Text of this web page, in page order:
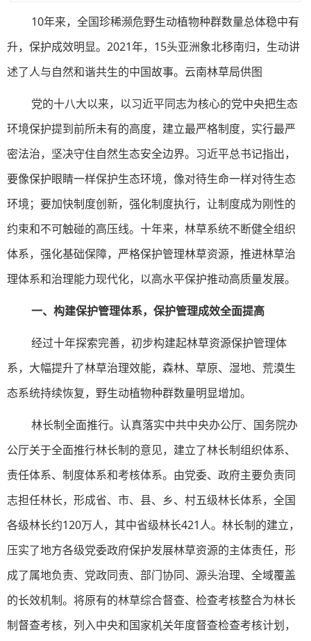
10年来，全国珍稀濒危野生动植物种群数量总体稳中有
升，保护成效明显。2021年，15头亚洲象北移南归，生动讲
述了人与自然和谐共生的中国故事。云南林草局供图
党的十八大以来，以习近平同志为核心的党中央把生态
环境保护提到前所未有的高度，建立最严格制度，实行最严
密法治，坚决守住自然生态安全边界。习近平总书记指出，
要像保护眼睛一样保护生态环境，像对待生命一样对待生态
环境；要加快制度创新，强化制度执行，让制度成为刚性的
约束和不可触碰的高压线。十年来，林草系统不断健全组织
体系，强化基础保障，严格保护管理林草资源，推进林草治
理体系和治理能力现代化，以高水平保护推动高质量发展。
一、构建保护管理体系，保护管理成效全面提高
经过十年探索完善，初步构建起林草资源保护管理体
系，大幅提升了林草治理效能，森林、草原、湿地、荒漠生
态系统持续恢复，野生动植物种群数量明显增加。
林长制全面推行。认真落实中共中央办公厅、国务院办
公厅关于全面推行林长制的意见，建立了林长制组织体系、
责任体系、制度体系和考核体系。由党委、政府主要负责同
志担任林长，形成省、市、县、乡、村五级林长体系，全国
各级林长约120万人，其中省级林长421人。林长制的建立，
压实了地方各级党委政府保护发展林草资源的主体责任，形
成了属地负责、党政同责、部门协同、源头治理、全域覆盖
的长效机制。将原有的林草综合督查、检查考核整合为林长
制督查考核，列入中央和国家机关年度督查检查考核计划，